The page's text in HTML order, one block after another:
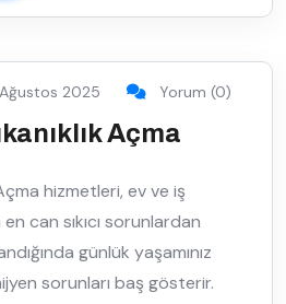
2025 Yorum (0)
Açma
hizmetleri, ev ve iş
can sıkıcı sorunlardan
günlük yaşamınız
sorunları baş gösterir.